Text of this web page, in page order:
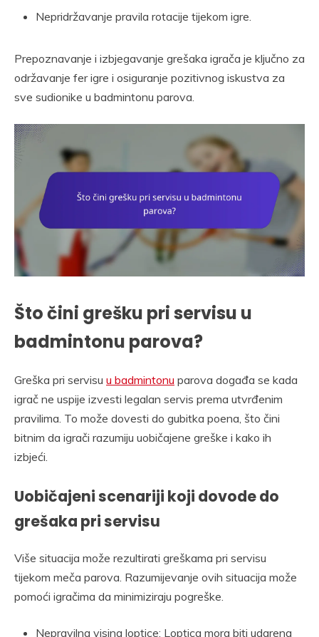
Nepridržavanje pravila rotacije tijekom igre.
Prepoznavanje i izbjegavanje grešaka igrača je ključno za
održavanje fer igre i osiguranje pozitivnog iskustva za
sve sudionike u badmintonu parova.
Što čini grešku pri servisu u
badmintonu parova?
Greška pri servisu u badmintonu parova događa se kada
igrač ne uspije izvesti legalan servis prema utvrđenim
pravilima. To može dovesti do gubitka poena, što čini
bitnim da igrači razumiju uobičajene greške i kako ih
izbjeći.
Uobičajeni scenariji koji dovode do
grešaka pri servisu
Više situacija može rezultirati greškama pri servisu
tijekom meča parova. Razumijevanje ovih situacija može
pomoći igračima da minimiziraju pogreške.
Nepravilna visina loptice: Loptica mora biti udarena